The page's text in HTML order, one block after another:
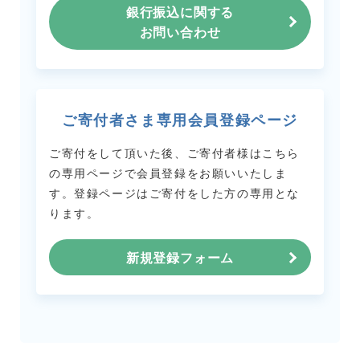
銀行振込に関する
お問い合わせ
ご寄付者さま専用会員登録ページ
ご寄付をして頂いた後、ご寄付者様はこちら
の専用ページで会員登録をお願いいたしま
す。登録ページはご寄付をした方の専用とな
ります。
新規登録フォーム